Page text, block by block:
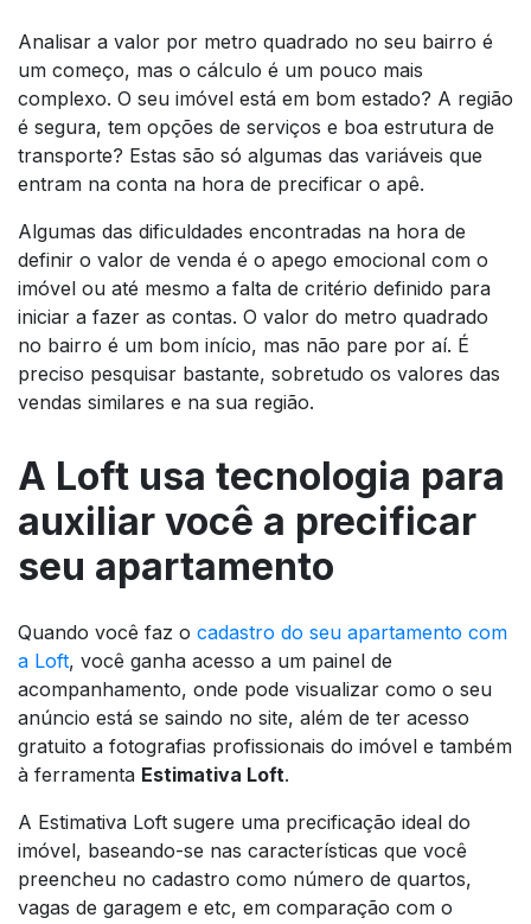
Analisar a valor por metro quadrado no seu bairro é
um começo, mas o cálculo é um pouco mais
complexo. O seu imóvel está em bom estado? A região
é segura, tem opções de serviços e boa estrutura de
transporte? Estas são só algumas das variáveis que
entram na conta na hora de precificar o apê.
Algumas das dificuldades encontradas na hora de
definir o valor de venda é o apego emocional com o
imóvel ou até mesmo a falta de critério definido para
iniciar a fazer as contas. O valor do metro quadrado
no bairro é um bom início, mas não pare por aí. É
preciso pesquisar bastante, sobretudo os valores das
vendas similares e na sua região.
A Loft usa tecnologia para
auxiliar você a precificar
seu apartamento
Quando você faz o cadastro do seu apartamento com
a Loft, você ganha acesso a um painel de
acompanhamento, onde pode visualizar como o seu
anúncio está se saindo no site, além de ter acesso
gratuito a fotografias profissionais do imóvel e também
à ferramenta Estimativa Loft.
A Estimativa Loft sugere uma precificação ideal do
imóvel, baseando-se nas características que você
preencheu no cadastro como número de quartos,
vagas de garagem e etc, em comparação com o